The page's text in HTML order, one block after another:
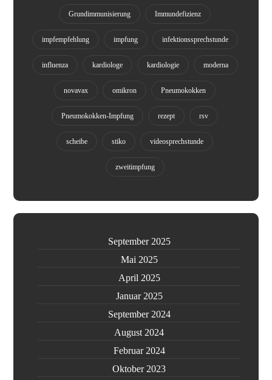
Grundimmunisierung Immundefizienz
impfempfehlung impfung infektionssprechstunde
influenza kardiologe kardiologie moderna
novavax omikron Pneumokokken
Pneumokokken-Impfung rezept rsv
scheibe stiko videosprechstunde
zweitimpfung
September 2025
Mai 2025
April 2025
Januar 2025
September 2024
August 2024
Februar 2024
Oktober 2023